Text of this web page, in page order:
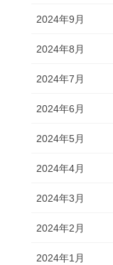
2024年9月
2024年8月
2024年7月
2024年6月
2024年5月
2024年4月
2024年3月
2024年2月
2024年1月